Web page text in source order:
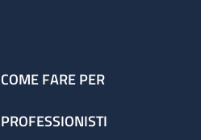
COME FARE PER
PROFESSIONISTI